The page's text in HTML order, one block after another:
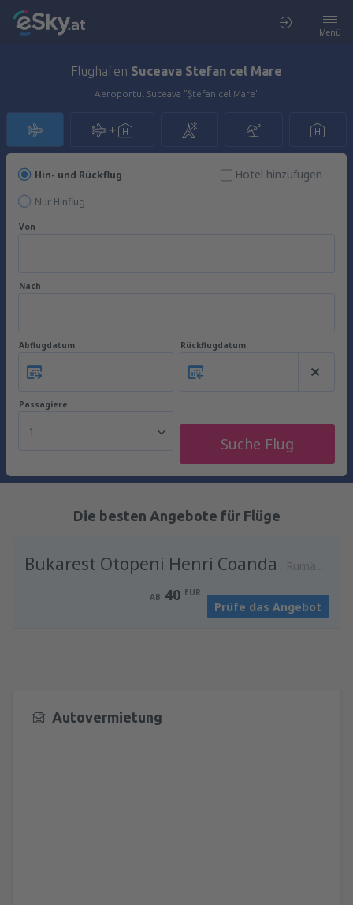
Menü
Flughafen Suceava Stefan cel Mare
Aeroportul Suceava "Ștefan cel Mare"
Hin- und Rückflug
Nur Hinflug
Hotel hinzufügen
Von
Nach
Abflugdatum Rückflugdatum
Passagiere
1
Suche Flug
Die besten Angebote für Flüge
Bukarest Otopeni Henri Coanda Rumänien
AB 40 EUR
Prüfe das Angebot
Autovermietung